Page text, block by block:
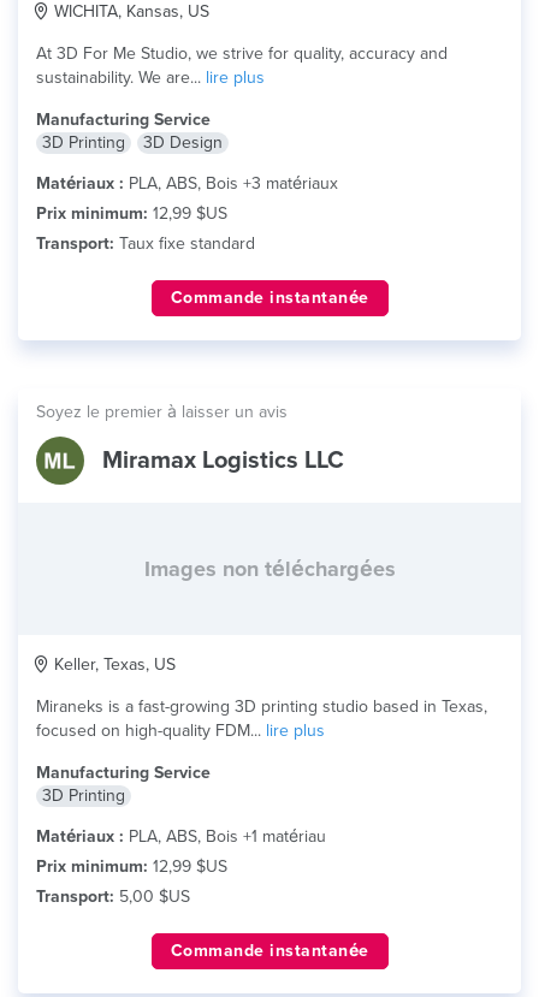
WICHITA, Kansas, US
At 3D For Me Studio, we strive for quality, accuracy and
sustainability. We are... lire plus
Manufacturing Service
3D Printing
3D Design
Matériaux : PLA, ABS, Bois +3 matériaux
Prix minimum: 12,99 $US
Transport: Taux fixe standard
Commande instantanée
Soyez le premier à laisser un avis
Miramax Logistics LLC
Images non téléchargées
Keller, Texas, US
Miraneks is a fast-growing 3D printing studio based in Texas,
focused on high-quality FDM... lire plus
Manufacturing Service
3D Printing
Matériaux : PLA, ABS, Bois +1 matériau
Prix minimum: 12,99 $US
Transport: 5,00 $US
Commande instantanée